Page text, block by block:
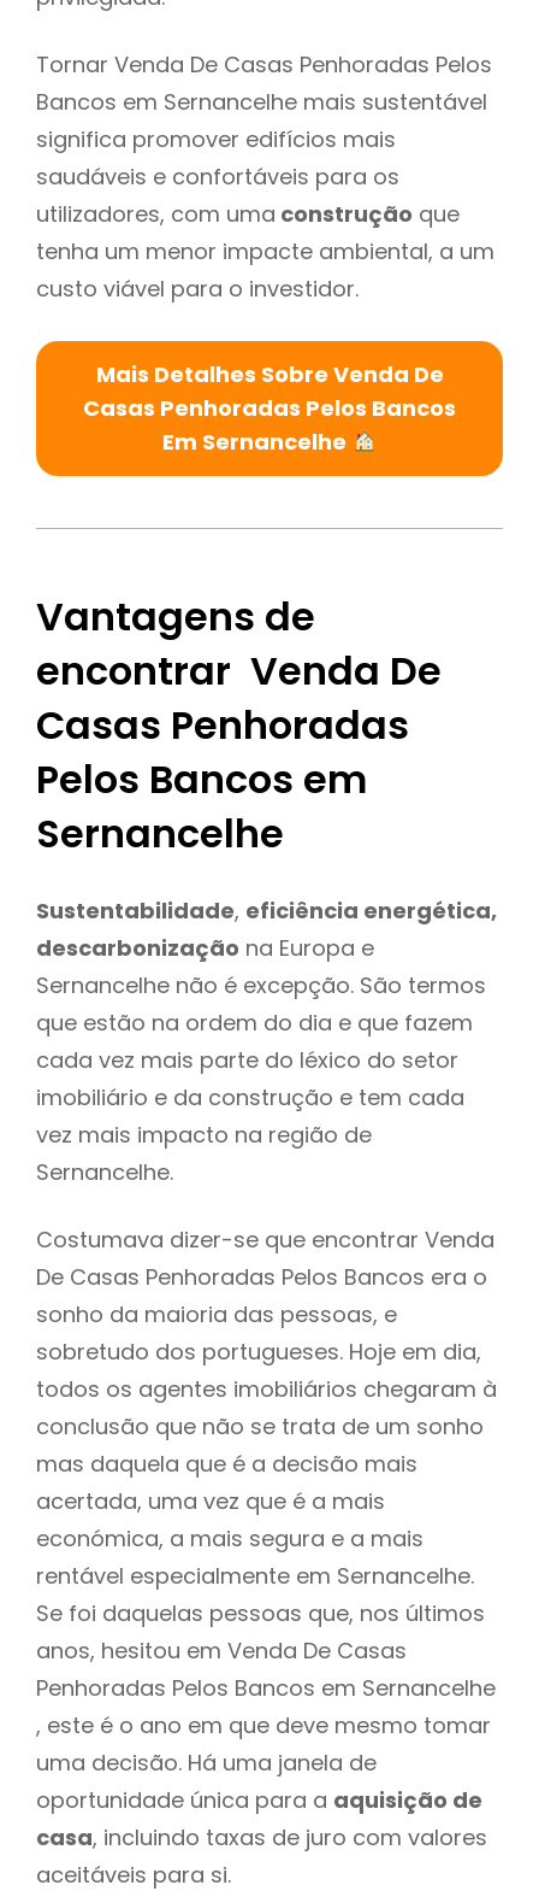
Tornar Venda De Casas Penhoradas Pelos
Bancos em Sernancelhe mais sustentável
significa promover edifícios mais
saudáveis e confortáveis para os
utilizadores, com uma construção que
tenha um menor impacte ambiental, a um
custo viável para o investidor.
Mais Detalhes Sobre Venda De
Casas Penhoradas Pelos Bancos
Em Sernancelhe
Vantagens de
encontrar Venda De
Casas Penhoradas
Pelos Bancos em
Sernancelhe
Sustentabilidade, eficiência energética,
descarbonização na Europa e
Sernancelhe não é excepção. São termos
que estão na ordem do dia e que fazem
cada vez mais parte do léxico do setor
imobiliário e da construção e tem cada
vez mais impacto na região de
Sernancelhe.
Costumava dizer-se que encontrar Venda
De Casas Penhoradas Pelos Bancos era o
sonho da maioria das pessoas, e
sobretudo dos portugueses. Hoje em dia,
todos os agentes imobiliários chegaram à
conclusão que não se trata de um sonho
mas daquela que é a decisão mais
acertada, uma vez que é a mais
económica, a mais segura e a mais
rentável especialmente em Sernancelhe.
Se foi daquelas pessoas que, nos últimos
anos, hesitou em Venda De Casas
Penhoradas Pelos Bancos em Sernancelhe
, este é o ano em que deve mesmo tomar
uma decisão. Há uma janela de
oportunidade única para a aquisição de
casa, incluindo taxas de juro com valores
aceitáveis para si.